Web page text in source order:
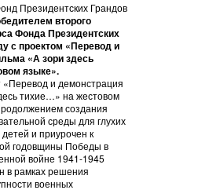
второго
Фонда Президентских
с проектом «Перевод и
«А зори здесь
языке».
и демонстрация
тихие…» на жестовом
создания
среды для глухих
и приурочен к
годовщины Победы в
войне 1941-1945
в рамках решения
военных